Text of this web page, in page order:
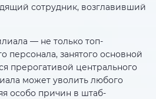
сотрудник, возглавивший
— не только топ-
персонала, занятого основной
прерогативой центрального
может уволить любого
особо причин в штаб-